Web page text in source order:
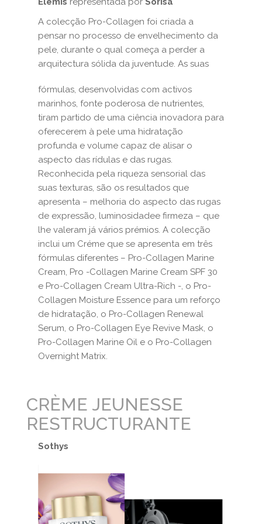
A colecção Pro-Collagen foi criada a
pensar no processo de envelhecimento da
pele, durante o qual começa a perder a
arquitectura sólida da juventude. As suas
fórmulas, desenvolvidas com activos
marinhos, fonte poderosa de nutrientes,
tiram partido de uma ciência inovadora para
oferecerem à pele uma hidratação
profunda e volume capaz de alisar o
aspecto das rídulas e das rugas.
Reconhecida pela riqueza sensorial das
suas texturas, são os resultados que
apresenta – melhoria do aspecto das rugas
de expressão, luminosidadee firmeza – que
lhe valeram já vários prémios. A colecção
inclui um Créme que se apresenta em três
fórmulas diferentes – Pro-Collagen Marine
Cream, Pro -Collagen Marine Cream SPF 30
e Pro-Collagen Cream Ultra-Rich -, o Pro-
Collagen Moisture Essence para um reforço
de hidratação, o Pro-Collagen Renewal
Serum, o Pro-Collagen Eye Revive Mask, o
Pro-Collagen Marine Oil e o Pro-Collagen
Overnight Matrix.
CRÈME JEUNESSE
RESTRUCTURANTE
Sothys